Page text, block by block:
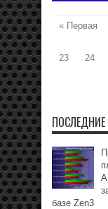
« Первая
23
24
базе Zen3